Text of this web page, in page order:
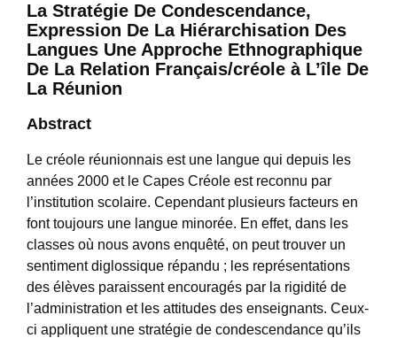
La Stratégie De Condescendance,
Expression De La Hiérarchisation Des
Langues Une Approche Ethnographique
De La Relation Français/créole à L’île De
La Réunion
Abstract
Le créole réunionnais est une langue qui depuis les
années 2000 et le Capes Créole est reconnu par
l’institution scolaire. Cependant plusieurs facteurs en
font toujours une langue minorée. En effet, dans les
classes où nous avons enquêté, on peut trouver un
sentiment diglossique répandu ; les représentations
des élèves paraissent encouragés par la rigidité de
l’administration et les attitudes des enseignants. Ceux-
ci appliquent une stratégie de condescendance qu’ils